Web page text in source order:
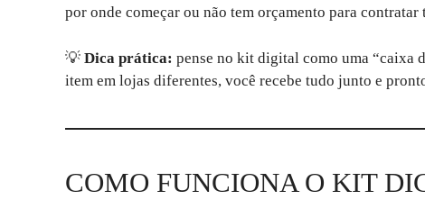
por onde começar ou não tem orçamento para contratar
💡 Dica prática: pense no kit digital como uma “caixa
item em lojas diferentes, você recebe tudo junto e
COMO FUNCIONA O KIT